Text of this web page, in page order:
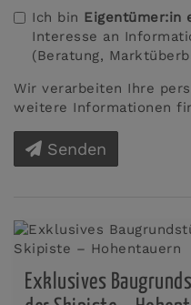
Ich bin Eigentümer:in
Interesse an
(Beratung,
Wir verarbeiten Ihre
weitere Informationen
Senden
Exklusives